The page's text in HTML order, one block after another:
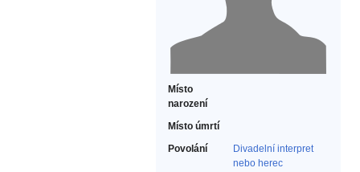
Místo
narození
Místo úmrtí
Povolání
Divadelní interpret
nebo herec‎